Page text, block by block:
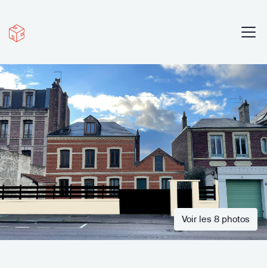
Voir les 8 photos